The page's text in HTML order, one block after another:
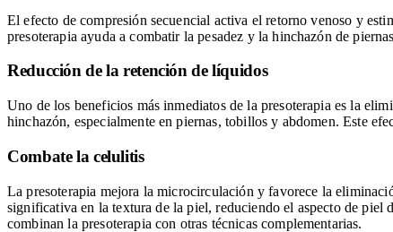
El efecto de compresión secuencial activa el retorno venoso y
presoterapia ayuda a combatir la pesadez y la hinchazón de
Reducción de la retención de líquidos
Uno de los beneficios más inmediatos de la presoterapia es la
hinchazón, especialmente en piernas, tobillos y abdomen. Este
Combate la celulitis
La presoterapia mejora la microcirculación y favorece la
significativa en la textura de la piel, reduciendo el aspecto de piel
combinan la presoterapia con otras técnicas complementarias.